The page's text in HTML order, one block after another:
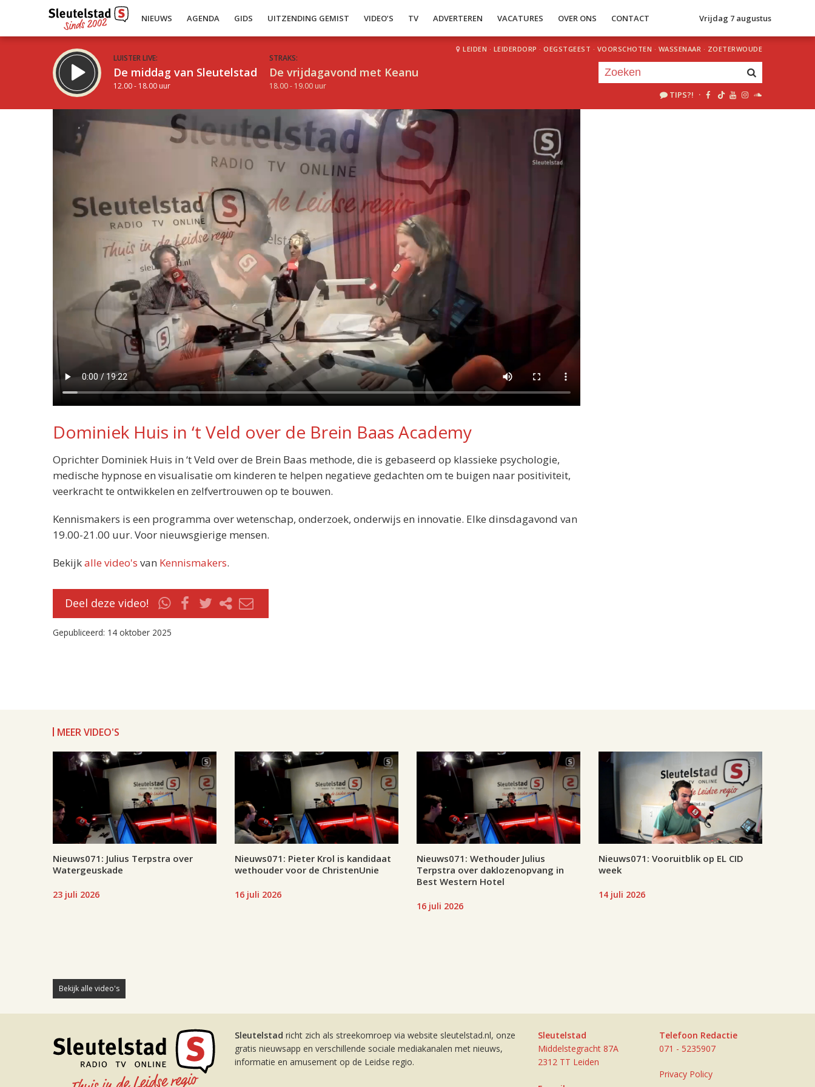
NIEUWS AGENDA GIDS UITZENDING GEMIST VIDEO’S TV ADVERTEREN VACATURES OVER ONS CONTACT Vrijdag 7 augustus
LUISTER LIVE:
De middag van Sleutelstad
12.00 - 18.00 uur
STRAKS:
De vrijdagavond met Keanu
18.00 - 19.00 uur
LEIDEN · LEIDERDORP · OEGSTGEEST · VOORSCHOTEN · WASSENAAR · ZOETERWOUDE
TIPS?! ·
Dominiek Huis in ‘t Veld over de Brein Baas Academy
Oprichter Dominiek Huis in ‘t Veld over de Brein Baas methode, die is gebaseerd op klassieke psychologie,
medische hypnose en visualisatie om kinderen te helpen negatieve gedachten om te buigen naar positiviteit,
veerkracht te ontwikkelen en zelfvertrouwen op te bouwen.
Kennismakers is een programma over wetenschap, onderzoek, onderwijs en innovatie. Elke dinsdagavond van
19.00-21.00 uur. Voor nieuwsgierige mensen.
Bekijkalle video's van Kennismakers.
Deel deze video!
Gepubliceerd: 14 oktober 2025
MEER VIDEO'S
Nieuws071: Julius Terpstra over
Watergeuskade
23 juli 2026
Nieuws071: Pieter Krol is kandidaat
wethouder voor de ChristenUnie
16 juli 2026
Nieuws071: Wethouder Julius
Terpstra over daklozenopvang in
Best Western Hotel
16 juli 2026
Nieuws071: Vooruitblik op EL CID
week
14 juli 2026
Bekijk alle video's
Sleutelstad richt zich als streekomroep via website sleutelstad.nl, onze
gratis nieuwsapp en verschillende sociale mediakanalen met nieuws,
informatie en amusement op de Leidse regio.
Sleutelstad
Middelstegracht 87A
2312 TT Leiden
Telefoon Redactie
071 - 5235907
Privacy Policy